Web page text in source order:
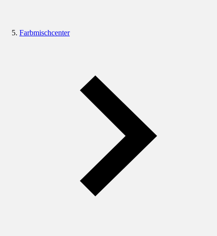
Farbmischcenter